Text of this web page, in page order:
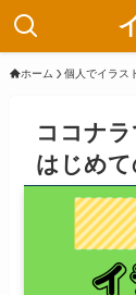
ホーム 個人でイラス
ココナ
はじめて